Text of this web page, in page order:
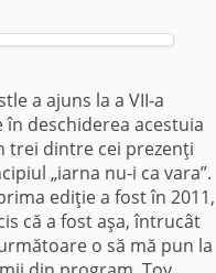
a ajuns la a VII-a
deschiderea acestuia
trei dintre cei prezenţi
„iarna nu-i ca vara”.
ediţie a fost în 2011,
că a fost aşa, întrucât
o să mă pun la